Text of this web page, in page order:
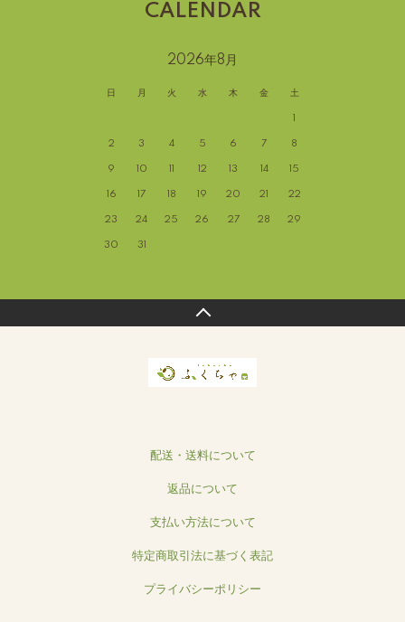
CALENDAR
2026年8月
日 月 火 水 木 金 土
1
2 3 4 5 6 7 8
9 10 11 12 13 14 15
16 17 18 19 20 21 22
23 24 25 26 27 28 29
30 31
配送・送料について
返品について
支払い方法について
特定商取引法に基づく表記
プライバシーポリシー